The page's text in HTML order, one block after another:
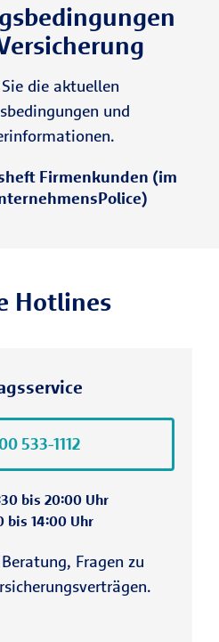
die aktuellen
und
Firmenkunden (im
Hotlines
533-1112
bis 20:00 Uhr
bis 14:00 Uhr
Fragen zu